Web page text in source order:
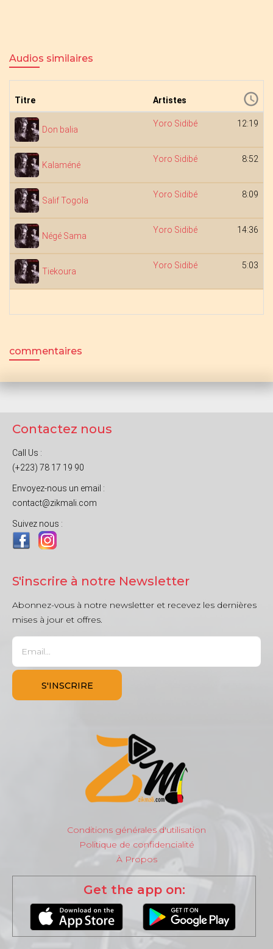
Audios similaires
Titre Artistes
Don balia
Yoro Sidibé 12:19
Kalaméné
Yoro Sidibé 8:52
Salif Togola
Yoro Sidibé 8:09
Négé Sama
Yoro Sidibé 14:36
Tiekoura
Yoro Sidibé 5:03
commentaires
Contactez nous
Call Us :
(+223) 78 17 19 90
Envoyez-nous un email :
contact@zikmali.com
Suivez nous :
S'inscrire à notre Newsletter
Abonnez-vous à notre newsletter et recevez les dernières
mises à jour et offres.
Conditions générales d'utilisation
Politique de confidencialité
À Propos
Get the app on: